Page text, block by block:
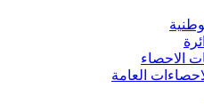
الاحصاء
العامة